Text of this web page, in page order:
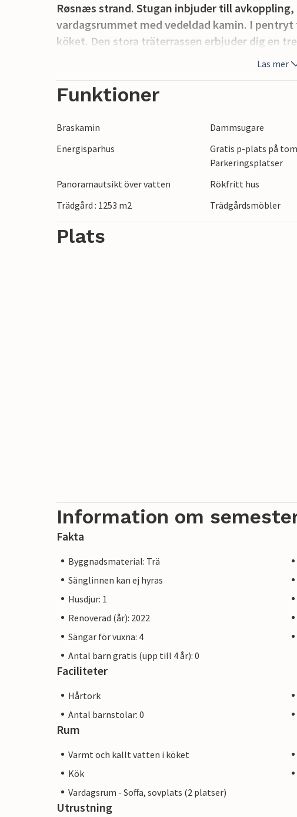
Røsnæs strand. Stugan inbjuder till
vardagsrummet med vedeldad kamin. I
köket. Den stora träterrassen erbjuder dig en
te på morgonen och för att avsluta den varma
Om du tar med dina cyklar kan du snabbt nå de
Kalundborg. Utforska den vackra gamla staden
Samsø och cykla eller vandra över ön.
Njut av en avkopplande semester runt
Läs mer
Funktioner
Braskamin Dammsugare
Energisparhus
Gratis p-plats på
Parkeringsplatser
Panoramautsikt över vatten Rökfritt hus
Trädgård : 1253 m2
Trädgårdsmöbler
Plats
Information om
Fakta
Byggnadsmaterial: Trä
Sänglinnen kan ej hyras
Husdjur: 1
Renoverad (år): 2022
Sängar för vuxna: 4
Antal barn gratis (upp till 4 år): 0
Faciliteter
Hårtork
Antal barnstolar: 0
Rum
Varmt och kallt vatten i köket
Kök
Vardagsrum - Soffa, sovplats (2 platser)
Utrustning